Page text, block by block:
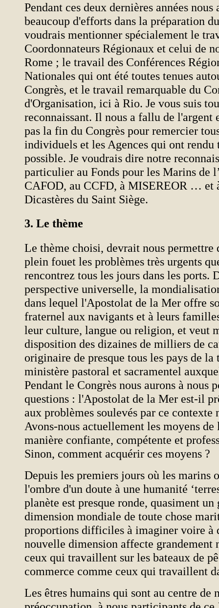
Pendant ces deux dernières années nous
beaucoup d'efforts dans la préparation
voudrais mentionner spécialement le
Coordonnateurs Régionaux et celui de
Rome ; le travail des Conférences
Nationales qui ont été toutes tenues
Congrès, et le travail remarquable du
d'Organisation, ici à Rio. Je vous suis
reconnaissant. Il nous a fallu de l'argent
pas la fin du Congrès pour remercier
individuels et les Agences qui ont rendu
possible. Je voudrais dire notre
particulier au Fonds pour les Marins de
CAFOD, au CCFD, à MISEREOR … et
Dicastères du Saint Siège.
3. Le thème
Le thème choisi, devrait nous permettre
plein fouet les problèmes très urgents
rencontrez tous les jours dans les ports.
perspective universelle, la
dans lequel l'Apostolat de la Mer offre
fraternel aux navigants et à leurs
leur culture, langue ou religion, et veut
disposition des dizaines de milliers de
originaire de presque tous les pays de la
ministère pastoral et sacramentel
Pendant le Congrès nous aurons à nous
questions : l'Apostolat de la Mer est-il
aux problèmes soulevés par ce contexte
Avons-nous actuellement les moyens
manière confiante, compétente et
Sinon, comment acquérir ces moyens ?
Depuis les premiers jours où les marins
l'ombre d'un doute à une humanité
planète est presque ronde, quasiment un
dimension mondiale de toute chose
proportions difficiles à imaginer voire à
nouvelle dimension affecte grandement
ceux qui travaillent sur les bateaux de
commerce comme ceux qui travaillent
Les êtres humains qui sont au centre de